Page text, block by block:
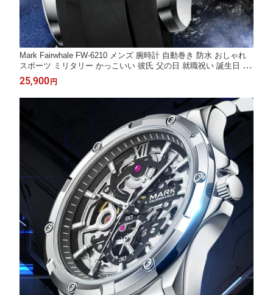
Mark Fairwhale FW-6210 メンズ 腕時計 自動巻き 防水 おしゃれ
スポーツ ミリタリー かっこいい 彼氏 父の日 就職祝い 誕生日 プ
レゼント ギフト 10代 20代 30代 40代 50代 SALE 正規品
25,900 円